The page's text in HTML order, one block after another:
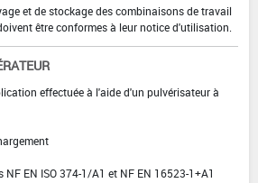
et de stockage des combinaisons de travail
être conformes à leur notice d'utilisation.
effectuée à l'aide d'un pulvérisateur à
EN ISO 374-1/A1 et NF EN 16523-1+A1